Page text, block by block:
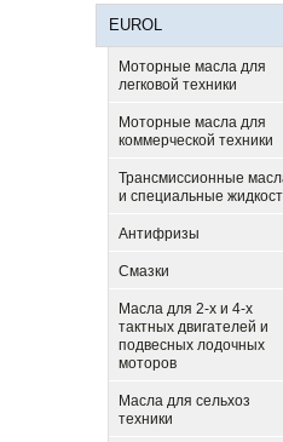
EUROL
Моторные масла для
легковой техники
Моторные масла для
коммерческой техники
Трансмиссионные
и специальные
Антифризы
Смазки
Масла для 2-х и 4-х
тактных двигателей и
подвесных лодочных
моторов
Масла для сельхоз
техники